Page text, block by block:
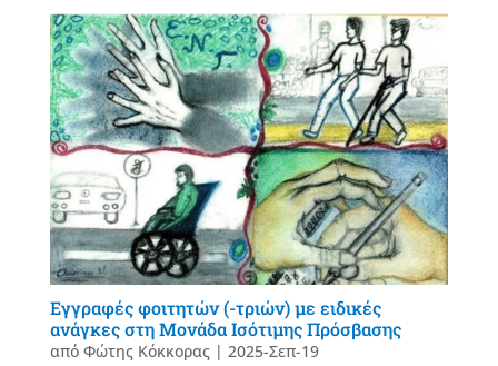
Εγγραφές φοιτητών (-τριών) με ειδικές
ανάγκες στη Μονάδα Ισότιμης Πρόσβασης
από Φώτης Κόκκορας| 2025-Σεπ-19